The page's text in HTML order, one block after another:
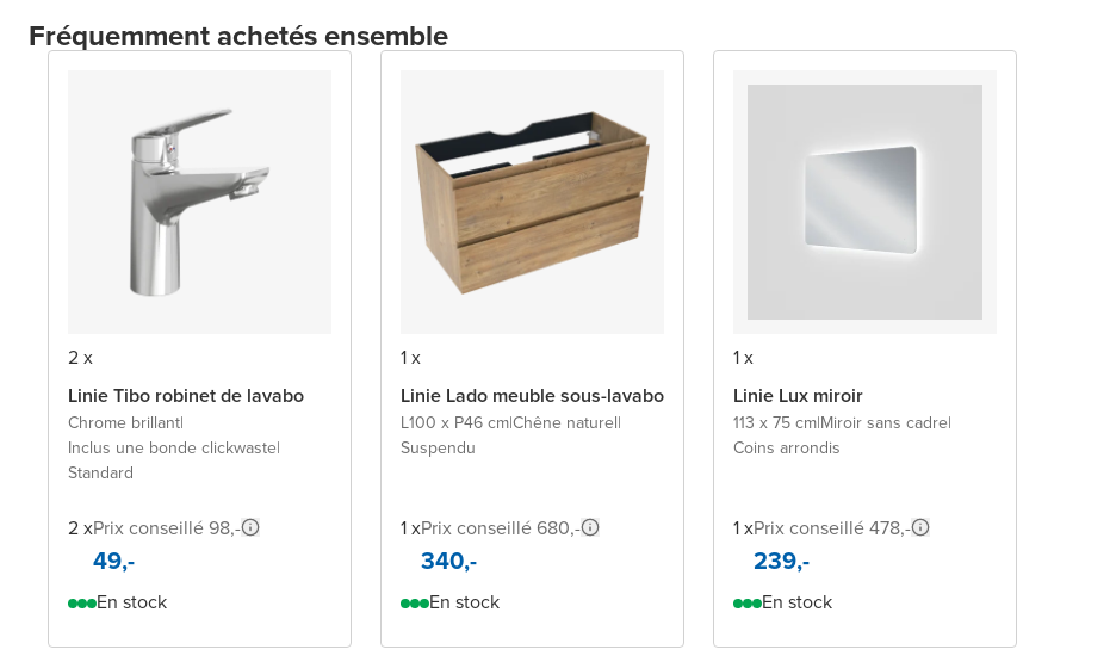
Fréquemment achetés ensemble
2 x
Linie Tibo robinet de lavabo
Chrome brillant|
Inclus une bonde clickwaste|
Standard
2 xPrix conseillé 98,-
49,-
En stock
1 x
Linie Lado meuble sous-lavabo
L100 x P46 cm|Chêne naturel|
Suspendu
1 xPrix conseillé 680,-
340,-
En stock
1 x
Linie Lux miroir
113 x 75 cm|Miroir sans cadre|
Coins arrondis
1 xPrix conseillé 478,-
239,-
En stock